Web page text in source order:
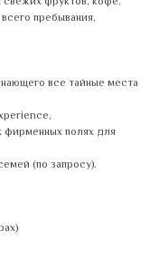
пребывания,
все тайные места
фирменных полях для
(по запросу).